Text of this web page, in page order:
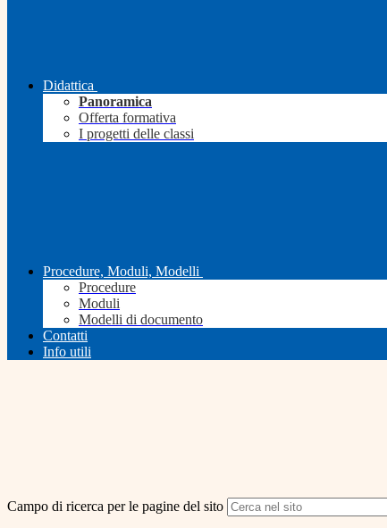
Didattica
Panoramica
Offerta formativa
I progetti delle classi
Procedure, Moduli, Modelli
Procedure
Moduli
Modelli di documento
Contatti
Info utili
Campo di ricerca per le pagine del sito